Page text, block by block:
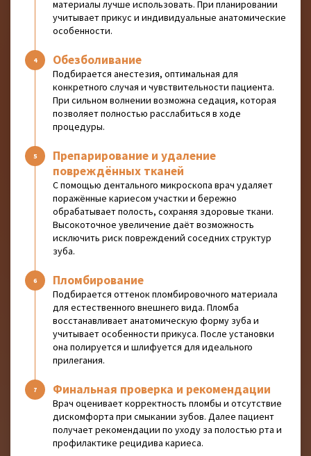
материалы лучше использовать. При планировании
учитывает прикус и индивидуальные анатомические
особенности.
Обезболивание
Подбирается анестезия, оптимальная для
конкретного случая и чувствительности пациента.
При сильном волнении возможна седация, которая
позволяет полностью расслабиться в ходе
процедуры.
Препарирование и удаление
повреждённых тканей
С помощью дентального микроскопа врач удаляет
поражённые кариесом участки и бережно
обрабатывает полость, сохраняя здоровые ткани.
Высокоточное увеличение даёт возможность
исключить риск повреждений соседних структур
зуба.
Пломбирование
Подбирается оттенок пломбировочного материала
для естественного внешнего вида. Пломба
восстанавливает анатомическую форму зуба и
учитывает особенности прикуса. После установки
она полируется и шлифуется для идеального
прилегания.
Финальная проверка и рекомендации
Врач оценивает корректность пломбы и отсутствие
дискомфорта при смыкании зубов. Далее пациент
получает рекомендации по уходу за полостью рта и
профилактике рецидива кариеса.